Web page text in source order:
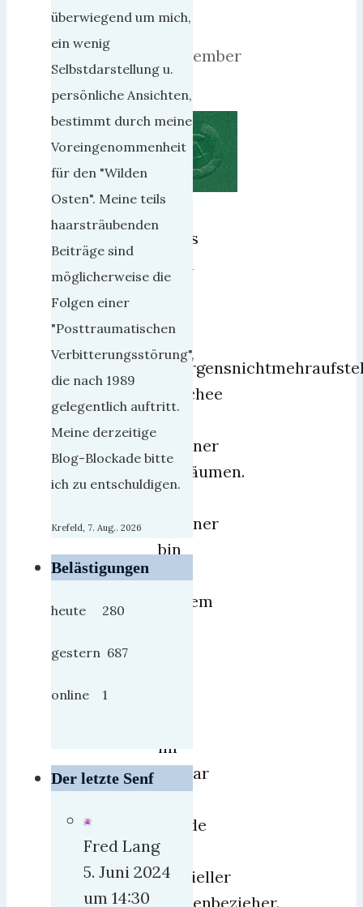
September
2018
muss
Klischee
Rentner
aufräumen.
Der
Rentner
bin
diesem
im
Januar
wurde
ich
offizieller
Rentenbezieher.
überwiegend um mich,
ein wenig
Selbstdarstellung u.
persönliche Ansichten,
bestimmt durch meine
Voreingenommenheit
für den "Wilden
Osten". Meine teils
haarsträubenden
Beiträge sind
möglicherweise die
Folgen einer
"Posttraumatischen
Verbitterungsstörung",
die nach 1989
gelegentlich auftritt.
Meine derzeitige
Blog-Blockade bitte
ich zu entschuldigen.
Krefeld, 7. Aug.. 2026
Belästigungen
heute 280
gestern 687
online 1
Der letzte Senf
Fred Lang
5. Juni 2024
um 14:30